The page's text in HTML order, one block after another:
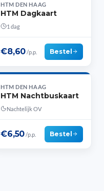
HTM DEN HAAG
HTM Dagkaart
1 dag
€8,60/p.p. Bestel
HTM DEN HAAG
HTM Nachtbuskaart
Nachtelijk OV
€6,50/p.p. Bestel